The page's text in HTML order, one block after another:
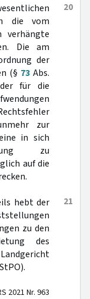
20
die vom
verhängte
Die am
der
(§ 73 Abs.
für die
zur
in sich
zu
auf die
21
hebt der
zu den
des
2021 Nr. 963